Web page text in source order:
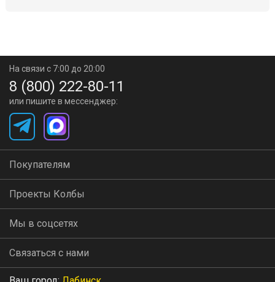
На связи с 7:00 до 20:00
8 (800) 222-80-11
или пишите в мессенджер:
Покупателям
Проекты Колбы
Мы в соцсетях
Связаться с нами